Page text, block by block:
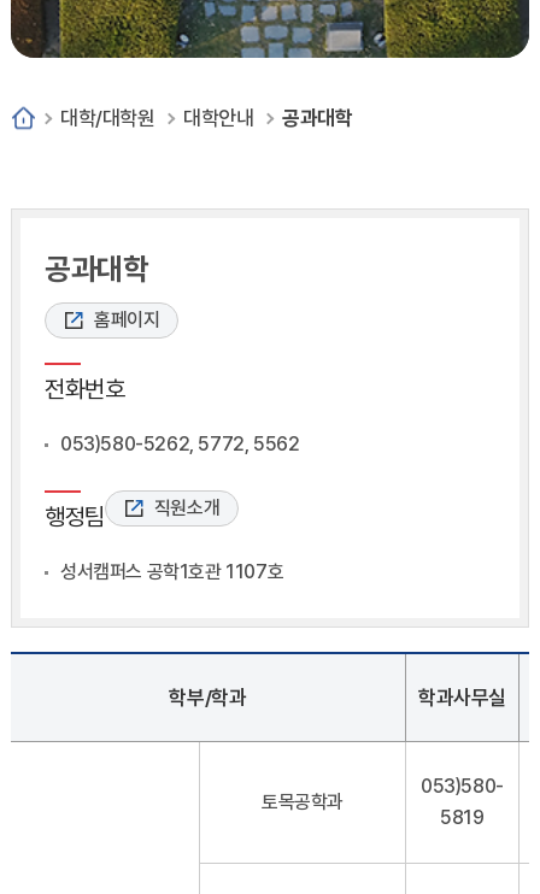
대학/대학원 대학안내 공과대학
공과대학
홈페이지
전화번호
053)580-5262, 5772, 5562
행정팀 직원소개
성서캠퍼스 공학1호관 1107호
학부/학과 학과사무실
토목공학과
053)580-
5819